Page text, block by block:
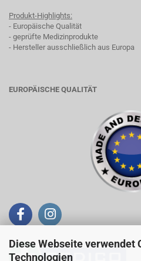
Diese Webseite verwendet
Technologien
Produkt-Highlights:
- Europäische Qualität
- geprüfte Medizinprodukte
- Hersteller ausschließlich aus Europa
EUROPÄISCHE QUALITÄT